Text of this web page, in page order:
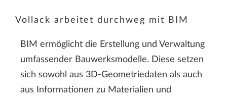
Vollack arbeitet durchweg mit BIM
BIM ermöglicht die Erstellung und Verwaltung
umfassender Bauwerksmodelle. Diese setzen
sich sowohl aus 3D-Geometriedaten als auch
aus Informationen zu Materialien und